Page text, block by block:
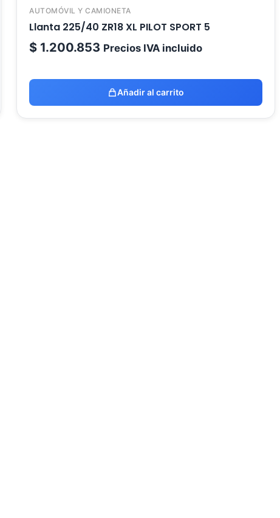
AUTOMÓVIL Y CAMIONETA
Llanta 225/40 ZR18 XL PILOT SPORT 5
$ 1.200.853 Precios IVA incluido
Añadir al carrito